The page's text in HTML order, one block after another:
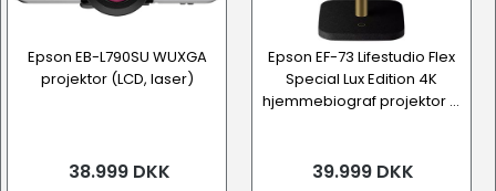
Epson EB-L790SU WUXGA
projektor (LCD, laser)
38.999 DKK
Epson EF-73 Lifestudio Flex
Special Lux Edition 4K
hjemmebiograf projektor ...
39.999 DKK